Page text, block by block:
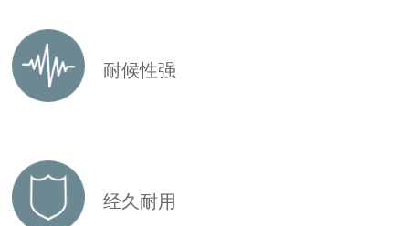
耐候性强
经久耐用